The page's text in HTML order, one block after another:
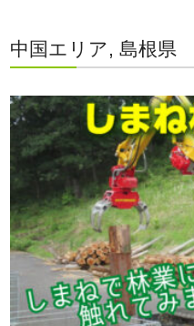
中国エリア, 島根県